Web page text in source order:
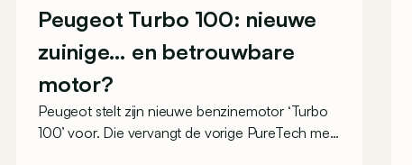
Peugeot Turbo 100: nieuwe
zuinige… en betrouwbare
motor?
Peugeot stelt zijn nieuwe benzinemotor ‘Turbo
100’ voor. Die vervangt de vorige PureTech met